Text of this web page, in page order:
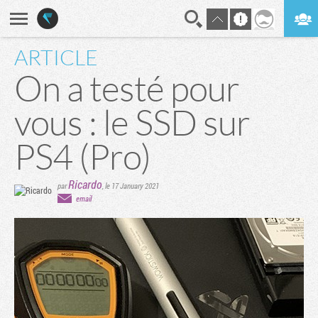
ARTICLE
On a testé pour
vous : le SSD sur
PS4 (Pro)
parRicardo,le 17 January 2021
email